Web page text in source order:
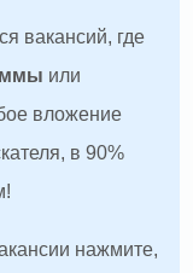
вакансий, где
или
вложение
в 90%
нажмите,